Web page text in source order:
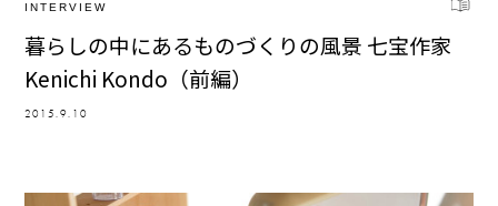
INTERVIEW
暮らしの中にあるものづくりの風景 七宝作家
Kenichi Kondo（前編）
2015.9.10